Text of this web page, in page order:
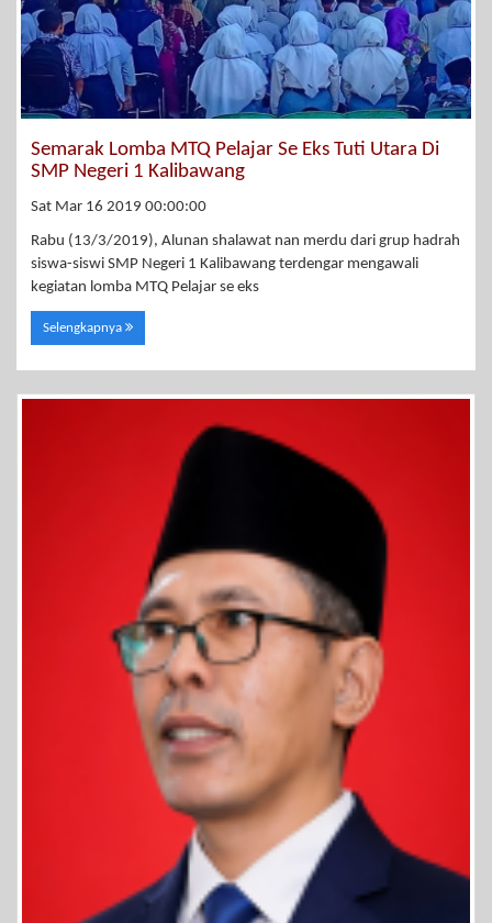
Semarak Lomba MTQ Pelajar Se Eks Tuti Utara Di
SMP Negeri 1 Kalibawang
Sat Mar 16 2019 00:00:00
Rabu (13/3/2019), Alunan shalawat nan merdu dari grup hadrah
siswa-siswi SMP Negeri 1 Kalibawang terdengar mengawali
kegiatan lomba MTQ Pelajar se eks
Selengkapnya